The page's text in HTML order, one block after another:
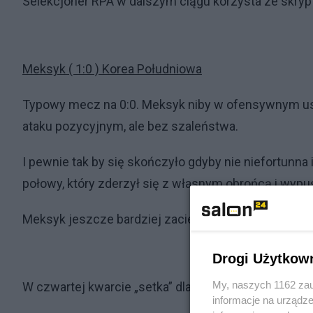
Meksyk ( 1:0 ) Korea Południowa
Typowy mecz na 0:0. Meksyk niby w ofensywnym
ataku pozycyjnym, ale bez szaleństwa.
I pewnie tak by się skończyło gdyby nie
połowy, który zderzył się z własnym obrońcą i
Meksyk jeszcze bardziej zacieśnił szeregi, a Korea
W czwartej kwarcie „setka” dla Meksyku i w pod
Drogi
My, naszych 1162
informacje na